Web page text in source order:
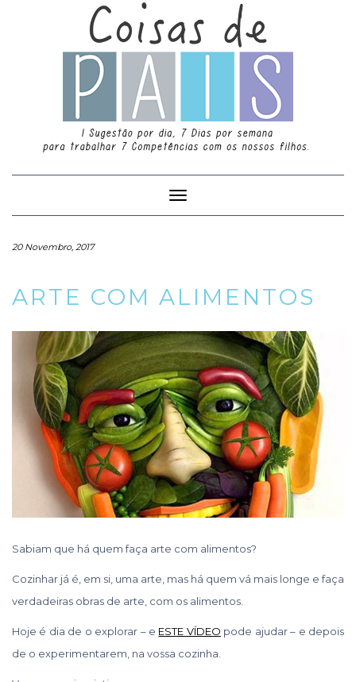
Toggle
Navigation
20 Novembro, 2017
ARTE COM ALIMENTOS
Sabiam que há quem faça arte com alimentos?
Cozinhar já é, em si, uma arte, mas há quem vá mais longe e faça
verdadeiras obras de arte, com os alimentos.
Hoje é dia de o explorar – e ESTE VÍDEO pode ajudar – e depois
de o experimentarem, na vossa cozinha.